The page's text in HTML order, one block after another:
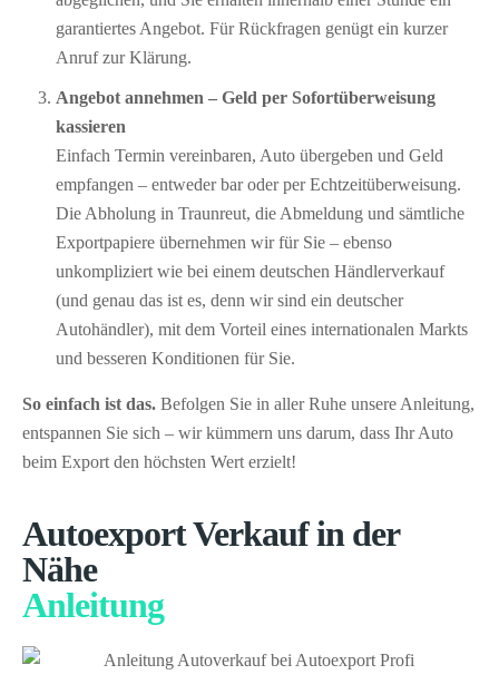
garantiertes Angebot. Für Rückfragen genügt ein kurzer
Anruf zur Klärung.
Angebot annehmen – Geld per Sofort­überweisung
kassieren
Einfach Termin vereinbaren, Auto übergeben und Geld
empfangen – entweder bar oder per Echtzeitüberweisung.
Die Abholung in Traunreut, die Abmeldung und sämtliche
Exportpapiere übernehmen wir für Sie – ebenso
unkompliziert wie bei einem deutschen Händlerverkauf
(und genau das ist es, denn wir sind ein deutscher
Autohändler), mit dem Vorteil eines internationalen Markts
und besseren Konditionen für Sie.
So einfach ist das. Befolgen Sie in aller Ruhe unsere Anleitung,
entspannen Sie sich – wir kümmern uns darum, dass Ihr Auto
beim Export den höchsten Wert erzielt!
Autoexport Verkauf in der
Nähe
Anleitung